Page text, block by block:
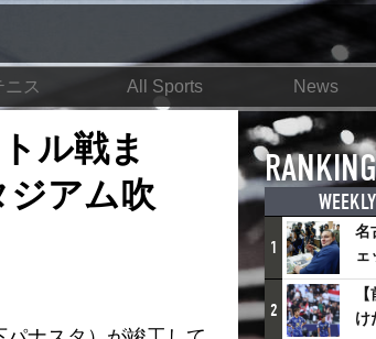
ニス All Sports News
ル戦ま
ジアム吹
RANKING
WEEKLY
1
名
ェ
優
2
け